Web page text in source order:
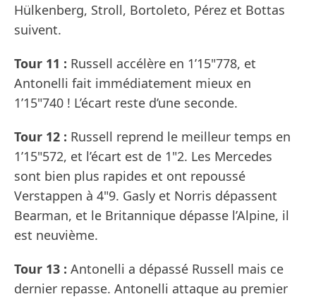
Hülkenberg, Stroll, Bortoleto, Pérez et Bottas
suivent.
Tour 11 : Russell accélère en 1’15"778, et
Antonelli fait immédiatement mieux en
1’15"740 ! L’écart reste d’une seconde.
Tour 12 : Russell reprend le meilleur temps en
1’15"572, et l’écart est de 1"2. Les Mercedes
sont bien plus rapides et ont repoussé
Verstappen à 4"9. Gasly et Norris dépassent
Bearman, et le Britannique dépasse l’Alpine, il
est neuvième.
Tour 13 : Antonelli a dépassé Russell mais ce
dernier repasse. Antonelli attaque au premier